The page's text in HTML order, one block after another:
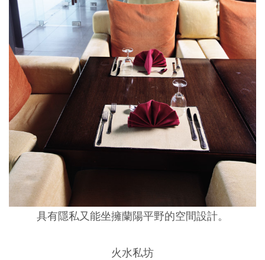
具有隱私又能坐擁蘭陽平野的空間設計。
火水私坊